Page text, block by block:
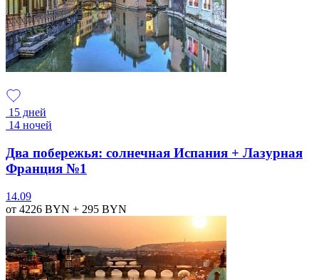
15 дней
14 ночей
Два побережья: солнечная Испания + Лазурная
Франция №1
14.09
от 4226 BYN + 295 BYN